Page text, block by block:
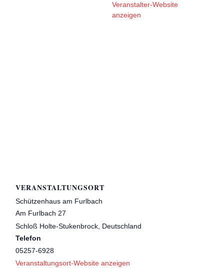
Veranstalter-Website
anzeigen
VERANSTALTUNGSORT
Schützenhaus am Furlbach
Am Furlbach 27
Schloß Holte-Stukenbrock Deutschland
Telefon
05257-6928
Veranstaltungsort-Website anzeigen